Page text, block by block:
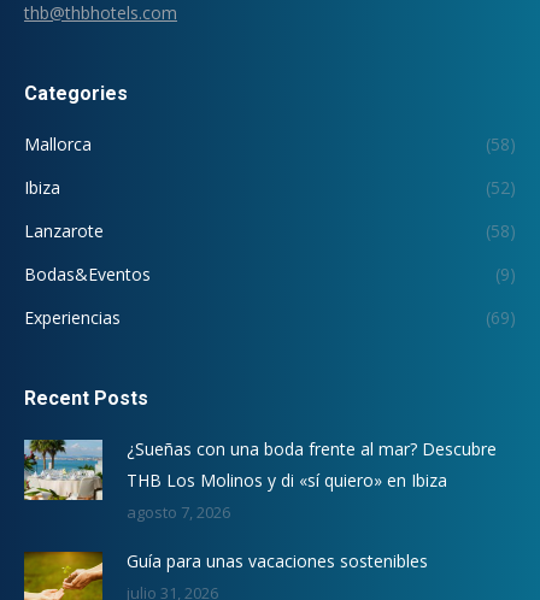
thb@thbhotels.com
Categories
Mallorca
(58)
Ibiza
(52)
Lanzarote
(58)
Bodas&Eventos
(9)
Experiencias
(69)
Recent Posts
¿Sueñas con una boda frente al mar? Descubre
THB Los Molinos y di «sí quiero» en Ibiza
agosto 7, 2026
Guía para unas vacaciones sostenibles
julio 31, 2026